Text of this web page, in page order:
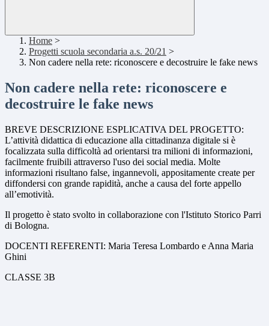
Home >
Progetti scuola secondaria a.s. 20/21 >
Non cadere nella rete: riconoscere e decostruire le fake news
Non cadere nella rete: riconoscere e
decostruire le fake news
BREVE DESCRIZIONE ESPLICATIVA DEL PROGETTO:
L’attività didattica di educazione alla cittadinanza digitale si è
focalizzata sulla difficoltà ad orientarsi tra milioni di informazioni,
facilmente fruibili attraverso l'uso dei social media. Molte
informazioni risultano false, ingannevoli, appositamente create per
diffondersi con grande rapidità, anche a causa del forte appello
all’emotività.
Il progetto è stato svolto in collaborazione con l'Istituto Storico Parri
di Bologna.
DOCENTI REFERENTI: Maria Teresa Lombardo e Anna Maria
Ghini
CLASSE 3B